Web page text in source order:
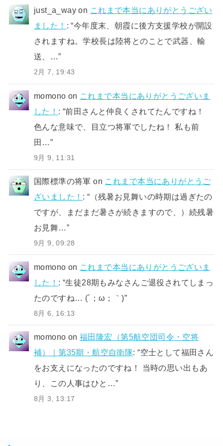
just_a_way on これまで本当にありがとうござい
ました！ : “今年度末、朝霞に後方支援学校が開設
されますね。学校長は陸将とのことで武器、輸
送、…”
2月 7, 19:43
momono on これまで本当にありがとうございま
した！ : “前田さんと仲良くされてたんですね！
色んな意味で、目立つ将軍でしたね！ 私も前
田…”
9月 9, 11:31
国際標準の将軍 on これまで本当にありがとうご
ざいました！ : “ （残暑お見舞いの時期は過ぎたの
ですが、まだまだ暑さが続きますので、）続残暑
お見舞…”
9月 9, 09:28
momono on これまで本当にありがとうございま
した！ : “生徒28期もみなさんご退役されてしまっ
たのですね… (´；ω；｀)”
8月 6, 16:13
momono on福田隆宏（第5航空団司令・空将
補）｜第35期・航空自衛隊: “空士として福田さん
をお支えになったのですね！ 当時の思い出もあ
り、この人事はひと…”
8月 3, 13:17